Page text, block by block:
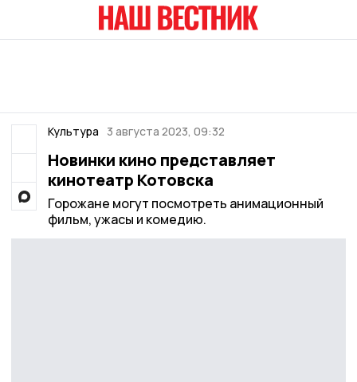
Культура 3 августа 2023, 09:32
Новинки кино представляет
кинотеатр Котовска
Горожане могут посмотреть анимационный
фильм, ужасы и комедию.